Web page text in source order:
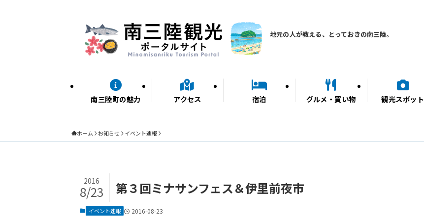
地元の人が教える、とっておきの南三陸。
南三陸町の魅力 アクセス 宿泊 グルメ・買い物 観光スポット
ホーム お知らせ イベント速報
第３回ミナサンフェス＆伊里前夜市
2016
8/23
イベント速報 2016-08-23